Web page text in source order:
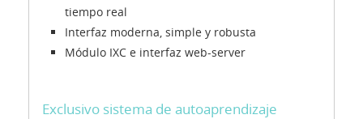
tiempo real
Interfaz moderna, simple y robusta
Módulo IXC e interfaz web-server
Exclusivo sistema de autoaprendizaje